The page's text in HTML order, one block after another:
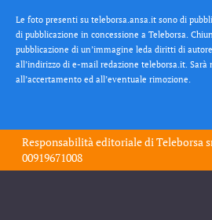
Le foto presenti su teleborsa.ansa.it sono di
di pubblicazione in concessione a Teleborsa.
pubblicazione di un’immagine leda diritti di
all’indirizzo di e-mail redazione teleborsa.it. Sarà
all’accertamento ed all’eventuale rimozione.
Responsabilità editoriale diTeleborsa
00919671008